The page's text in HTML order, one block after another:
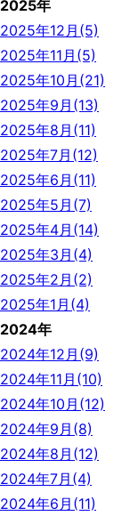
2025年
2025年12月(5)
2025年11月(5)
2025年10月(21)
2025年9月(13)
2025年8月(11)
2025年7月(12)
2025年6月(11)
2025年5月(7)
2025年4月(14)
2025年3月(4)
2025年2月(2)
2025年1月(4)
2024年
2024年12月(9)
2024年11月(10)
2024年10月(12)
2024年9月(8)
2024年8月(12)
2024年7月(4)
2024年6月(11)